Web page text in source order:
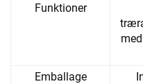
Funktioner
Emballage